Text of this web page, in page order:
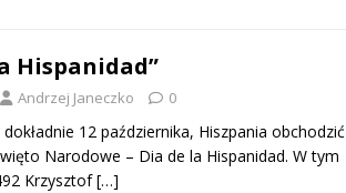
Hispanidad”
Andrzej Janeczko 0
dokładnie 12 października, Hiszpania obchodzić
Narodowe – Dia de la Hispanidad. W tym
Krzysztof[…]